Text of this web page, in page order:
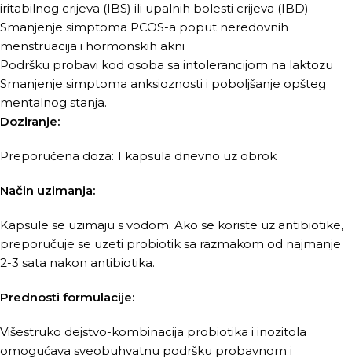
iritabilnog crijeva (IBS) ili upalnih bolesti crijeva (IBD)
Smanjenje simptoma PCOS-a poput neredovnih
menstruacija i hormonskih akni
Podršku probavi kod osoba sa intolerancijom na laktozu
Smanjenje simptoma anksioznosti i poboljšanje opšteg
mentalnog stanja.
Doziranje:
Preporučena doza: 1 kapsula dnevno uz obrok
Način uzimanja:
Kapsule se uzimaju s vodom. Ako se koriste uz antibiotike,
preporučuje se uzeti probiotik sa razmakom od najmanje
2-3 sata nakon antibiotika.
Prednosti formulacije:
Višestruko dejstvo-kombinacija probiotika i inozitola
omogućava sveobuhvatnu podršku probavnom i